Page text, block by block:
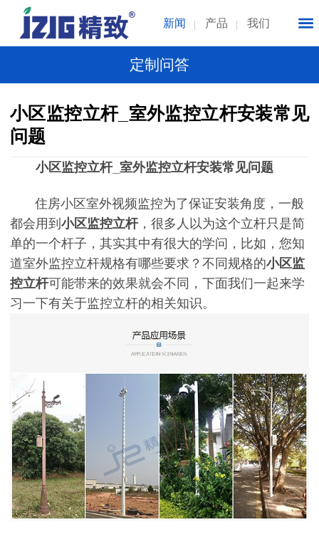
新闻 产品 我们
定制问答
小区监控立杆_室外监控立杆安装常见
问题
小区监控立杆_室外监控立杆安装常见问题
住房小区室外视频监控为了保证安装角度，一般
都会用到 小区监控立杆，很多人以为这个立杆只是简
单的一个杆子，其实其中有很大的学问，比如，您知
道室外监控立杆规格有哪些要求？不同规格的小区监
控立杆可能带来的效果就会不同，下面我们一起来学
习一下有关于监控立杆的相关知识。